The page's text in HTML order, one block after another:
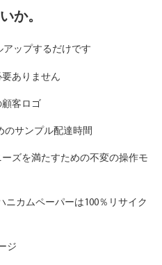
か。
ップするだけです
ありません
客ロゴ
のサンプル配達時間
ズを満たすための不変の操作モ
カムペーパーは100％リサイク
ジ